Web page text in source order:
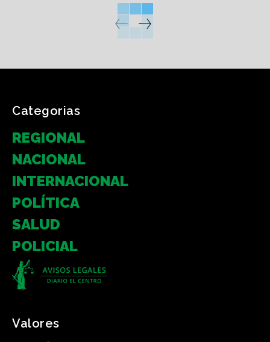
Categorias
REGIONAL
NACIONAL
INTERNACIONAL
POLÍTICA
SALUD
POLICIAL
Valores